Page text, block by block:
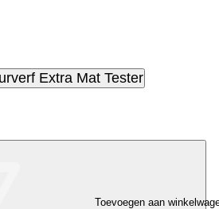
Extra Mat Tester
Toevoegen aan